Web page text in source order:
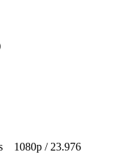
1080p / 23.976